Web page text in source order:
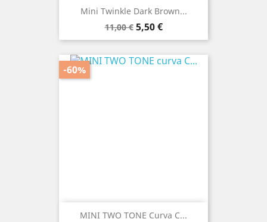
Mini Twinkle Dark Brown...
Prezzo
base
11,00 € Prezzo
5,50 €
MINI TWO TONE Curva C...
-60%